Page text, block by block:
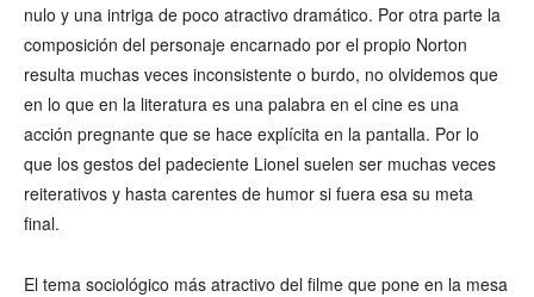
nulo y una intriga de poco atractivo dramático. Por otra parte la
composición del personaje encarnado por el propio Norton
resulta muchas veces inconsistente o burdo, no olvidemos que
en lo que en la literatura es una palabra en el cine es una
acción pregnante que se hace explícita en la pantalla. Por lo
que los gestos del padeciente Lionel suelen ser muchas veces
reiterativos y hasta carentes de humor si fuera esa su meta
final.
El tema sociológico más atractivo del filme que pone en la mesa